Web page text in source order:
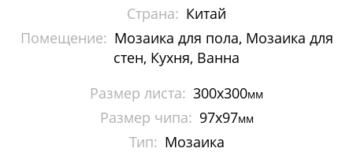
Мозаика Imagine Mosaic
Мозаика Irida
Мозаика Keramograd
Мозаика Mir Mosaic
Страна: Китай
Помещение: Мозаика для пола, Мозаика для
стен, Кухня, Ванна
Размер листа: 300х300мм
Размер чипа: 97х97мм
Тип: Мозаика